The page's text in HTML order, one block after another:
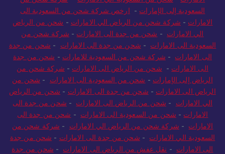
السعودية إلى الإمارات - ارخص شركة شحن من السعودية الى
الامارات - شركة شحن من الرياض الي الامارات - شحن من الرياض
الي الامارات - شحن من جدة الى الامارات - شركة شحن من
السعودية الى الامارات - شحن من جدة الى الامارات - شحن من جدة
الى الامارات - شركة شحن من السعودية للامارات - شحن من جدة
الى الامارات - شحن من الرياض الى الامارات - شركة شحن من
الرياض إلى الإمارات - شحن من السعودية الى الامارات - شحن من
الرياض الى الامارات - شحن من جدة الى الامارات - شحن من الرياض
الي الامارات - شحن من الرياض الى الامارات - شحن من جدة الى
الامارات - شحن من السعودية الى الامارات - شحن من جدة الى
الامارات - شركة شحن من الرياض الي الامارات - شركة شحن من
السعودية الي الامارات - شحن من جدة الى الامارات - شحن من جدة
الى الامارات - نقل عفش من الرياض الى الامارات - شحن من جدة